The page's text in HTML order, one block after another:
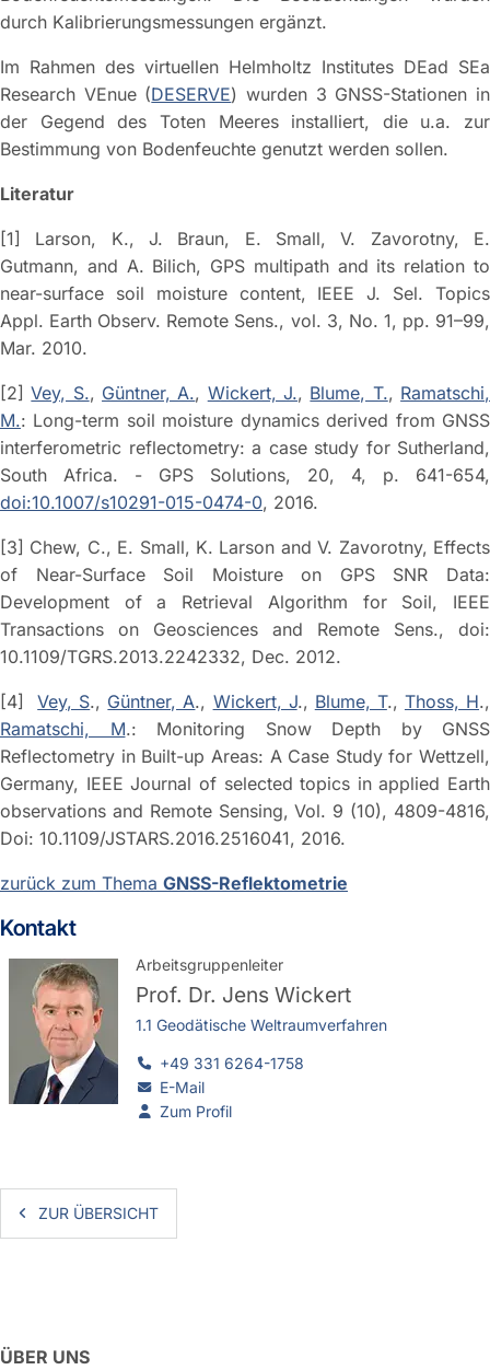
durch Kalibrierungsmessungen ergänzt.
Im Rahmen des virtuellen Helmholtz Institutes DEad SEa
Research VEnue (DESERVE) wurden 3 GNSS-Stationen in
der Gegend des Toten Meeres installiert, die u.a. zur
Bestimmung von Bodenfeuchte genutzt werden sollen.
Literatur
[1] Larson, K., J. Braun, E. Small, V. Zavorotny, E.
Gutmann, and A. Bilich, GPS multipath and its relation to
near-surface soil moisture content, IEEE J. Sel. Topics
Appl. Earth Observ. Remote Sens., vol. 3, No. 1, pp. 91–99,
Mar. 2010.
[2]Vey, S., Güntner, A., Wickert, J., Blume, T., Ramatschi,
M.: Long-term soil moisture dynamics derived from GNSS
interferometric reflectometry: a case study for Sutherland,
South Africa. - GPS Solutions, 20, 4, p. 641-654,
doi:10.1007/s10291-015-0474-0, 2016.
[3] Chew, C., E. Small, K. Larson and V. Zavorotny, Effects
of Near-Surface Soil Moisture on GPS SNR Data:
Development of a Retrieval Algorithm for Soil, IEEE
Transactions on Geosciences and Remote Sens., doi:
10.1109/TGRS.2013.2242332, Dec. 2012.
[4]Vey, S., Güntner, A., Wickert, J., Blume, T., Thoss, H.,
Ramatschi, M.: Monitoring Snow Depth by GNSS
Reflectometry in Built-up Areas: A Case Study for Wettzell,
Germany, IEEE Journal of selected topics in applied Earth
observations and Remote Sensing, Vol. 9 (10), 4809-4816,
Doi: 10.1109/JSTARS.2016.2516041, 2016.
zurück zum Thema GNSS-Reflektometrie
Kontakt
Arbeitsgruppenleiter
Prof. Dr. Jens Wickert
1.1 Geodätische Weltraumverfahren
+49 331 6264-1758
E-Mail
Zum Profil
ZUR ÜBERSICHT
ÜBER UNS